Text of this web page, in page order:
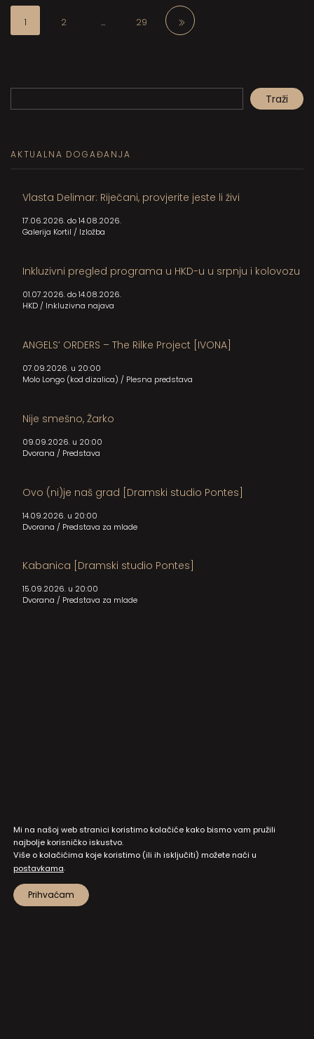
1 2 … 29
Traži
AKTUALNA DOGAĐANJA
Vlasta Delimar: Riječani, provjerite jeste li živi
17.06.2026. do 14.08.2026.
Galerija Kortil / Izložba
Inkluzivni pregled programa u HKD-u u srpnju i kolovozu
01.07.2026. do 14.08.2026.
HKD/ Inkluzivna najava
ANGELS’ ORDERS – The Rilke Project [IVONA]
07.09.2026. u 20:00
Molo Longo (kod dizalica) / Plesna predstava
Nije smešno, Žarko
09.09.2026. u 20:00
Dvorana / Predstava
Ovo (ni)je naš grad [Dramski studio Pontes]
14.09.2026. u 20:00
Dvorana / Predstava za mlade
Kabanica [Dramski studio Pontes]
15.09.2026. u 20:00
Dvorana / Predstava za mlade
Mi na našoj web stranici koristimo kolačiće kako bismo vam pružili
najbolje korisničko iskustvo.
Više o kolačićima koje koristimo (ili ih isključiti) možete naći u
postavkama.
Prihvaćam